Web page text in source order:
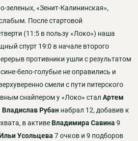
зеленых, «Зенит-Калининская»,
После стартовой
(11:5 в пользу «Локо») наша
спурт 19:0 в начале второго
противники ушли с результатом
бело-голубые не оправились и
смели с пути питерского
снайпером у «Локо» стал Артем
Владислав Рубаннабрал 12, добавив к
в активеВладимира Савина 9
Усольцева 7 очков и 9 подборов